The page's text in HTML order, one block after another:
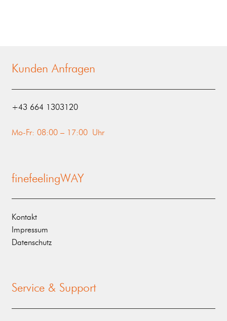
Kunden Anfragen
‭+43 664 1303120‬
Mo-Fr: 08:00 – 17:00 Uhr
finefeelingWAY
Kontakt
Impressum
Datenschutz
Service & Support